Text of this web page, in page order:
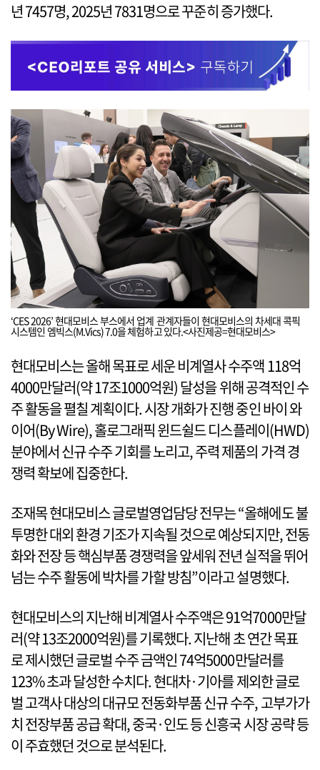
년 7457명, 2025년 7831명으로 꾸준히 증가했다.
‘CES 2026’ 현대모비스 부스에서 업계 관계자들이 현대모비스의 차세대 콕픽
시스템인 엠빅스(M.Vics) 7.0을 체험하고 있다.<사진제공=현대모비스>
현대모비스는 올해 목표로 세운 비계열사 수주액 118억
4000만달러(약 17조1000억원) 달성을 위해 공격적인 수
주 활동을 펼칠 계획이다. 시장 개화가 진행 중인 바이 와
이어(By Wire), 홀로그래픽 윈드쉴드 디스플레이(HWD)
분야에서 신규 수주 기회를 노리고, 주력 제품의 가격 경
쟁력 확보에 집중한다.
조재목 현대모비스 글로벌영업담당 전무는 “올해에도 불
투명한 대외 환경 기조가 지속될 것으로 예상되지만, 전동
화와 전장 등 핵심부품 경쟁력을 앞세워 전년 실적을 뛰어
넘는 수주 활동에 박차를 가할 방침”이라고 설명했다.
현대모비스의 지난해 비계열사 수주액은 91억7000만달
러(약 13조2000억원)를 기록했다. 지난해 초 연간 목표
로 제시했던 글로벌 수주 금액인 74억5000만달러를
123% 초과 달성한 수치다. 현대차·기아를 제외한 글로
벌 고객사 대상의 대규모 전동화부품 신규 수주, 고부가가
치 전장부품 공급 확대, 중국·인도 등 신흥국 시장 공략 등
이 주효했던 것으로 분석된다.